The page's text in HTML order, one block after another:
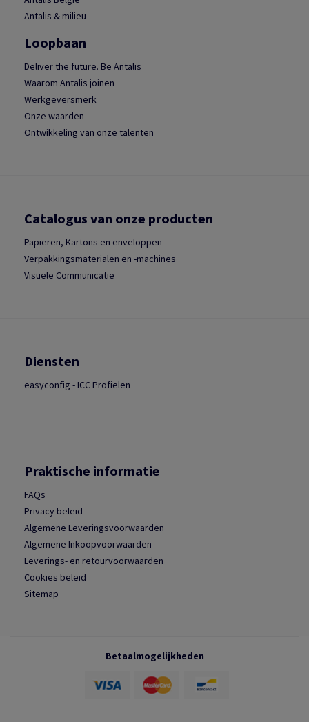
Antalis & milieu
Loopbaan
Deliver the future. Be Antalis
Waarom Antalis joinen
Werkgeversmerk
Onze waarden
Ontwikkeling van onze talenten
Catalogus van onze producten
Papieren, Kartons en enveloppen
Verpakkingsmaterialen en -machines
Visuele Communicatie
Diensten
easyconfig - ICC Profielen
Praktische informatie
FAQs
Privacy beleid
Algemene Leveringsvoorwaarden
Algemene Inkoopvoorwaarden
Leverings- en retourvoorwaarden
Cookies beleid
Sitemap
Betaalmogelijkheden